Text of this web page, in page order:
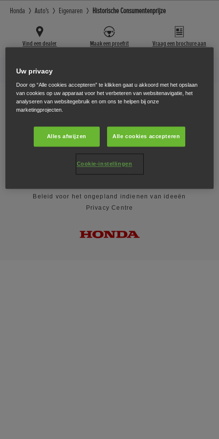
Honda Auto's Eigenaren Historische Consumentenprijze
Vind een dealer Maak een proefrit Vraag een brochure aan
Meer van Honda
Vind ons op
Facebook YouTube
Neem contact met ons op
Algemene voorwaarden
Privacybeleid
Beleid voor het ongepland indienen van ideeën
Privacy Centre
Uw privacy
Door op “Alle cookies accepteren” te klikken gaat u akkoord met het opslaan
van cookies op uw apparaat voor het verbeteren van websitenavigatie, het
analyseren van websitegebruik en om ons te helpen bij onze
marketingprojecten.
Alles afwijzen Alle cookies accepteren
Cookie-instellingen